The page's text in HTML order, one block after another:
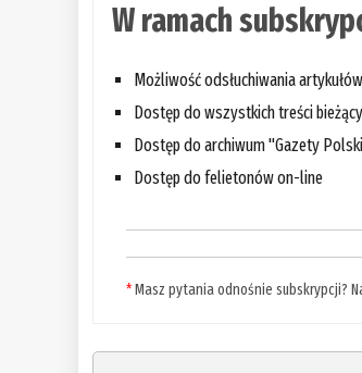
W ramach
Możliwość odsłuchiwania
Dostęp do wszystkich treści
Dostęp do archiwum "Gazety
Dostęp do felietonów on-line
*Masz pytania odnośnie subskrypcji?